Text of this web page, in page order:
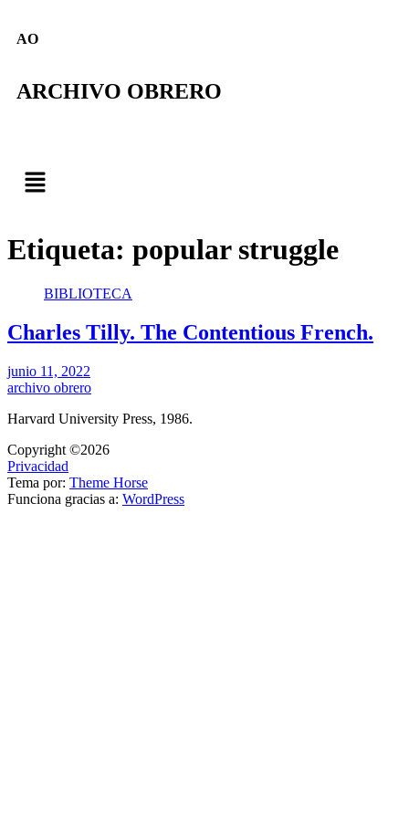
AO
ARCHIVO OBRERO
Etiqueta: popular struggle
BIBLIOTECA
Charles Tilly. The Contentious French.
junio 11, 2022
archivo obrero
Harvard University Press, 1986.
Copyright ©2026
Privacidad
Tema por: Theme Horse
Funciona gracias a: WordPress